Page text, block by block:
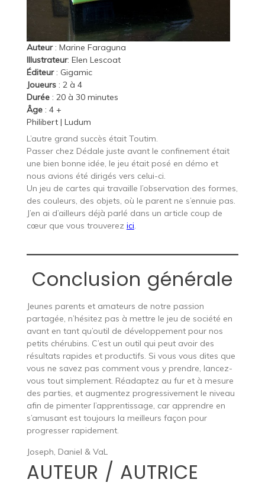
Auteur: Marine Faraguna
Illustrateur: Elen Lescoat
Éditeur: Gigamic
Joueurs : 2 à 4
Durée : 20 à 30 minutes
Âge : 4 +
Philibert| Ludum
L’autre grand succès était Toutim.
Passer chez Dédale juste avant le confinement était
une bien bonne idée, le jeu était posé en démo et
nous avions été dirigés vers celui-ci.
Un jeu de cartes qui travaille l’observation des formes,
des couleurs, des objets, où le parent ne s’ennuie pas.
J’en ai d’ailleurs déjà parlé dans un article coup de
cœur que vous trouverez ici.
Conclusion générale
Jeunes parents et amateurs de notre passion
partagée, n’hésitez pas à mettre le jeu de société en
avant en tant qu’outil de développement pour nos
petits chérubins. C’est un outil qui peut avoir des
résultats rapides et productifs. Si vous vous dites que
vous ne savez pas comment vous y prendre, lancez-
vous tout simplement. Réadaptez au fur et à mesure
des parties, et augmentez progressivement le niveau
afin de pimenter l’apprentissage, car apprendre en
s’amusant est toujours la meilleurs façon pour
progresser rapidement.
Joseph, Daniel & VaL
AUTEUR / AUTRICE